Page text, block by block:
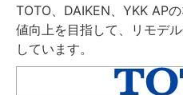
TOTO、DAIKEN、YKK AP
値向上を目指して、リモデ
しています。